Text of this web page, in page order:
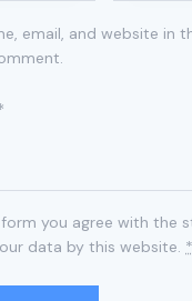
email, and website in
you agree with the
data by this website. *